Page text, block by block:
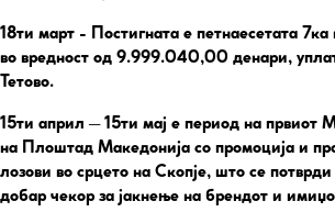
18ти март - Постигната е петнаесетата
во вредност од 9.999.040,00 денари,
Тетово.
15ти април – 15ти мај е период на првиот
на Плоштад Македонија со промоција и
лозови во срцето на Скопје, што се
добар чекор за јакнење на брендот и